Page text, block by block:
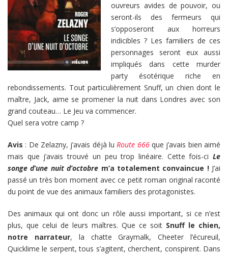
ouvreurs avides de pouvoir, ou
seront-ils des fermeurs qui
s’opposeront aux horreurs
indicibles ? Les familiers de ces
personnages seront eux aussi
impliqués dans cette murder
party ésotérique riche en
rebondissements. Tout particulièrement Snuff, un chien dont le
maître, Jack, aime se promener la nuit dans Londres avec son
grand couteau… Le Jeu va commencer.
Quel sera votre camp ?
Avis : De Zelazny, j’avais déjà luRoute 666que j’avais bien aimé
mais que j’avais trouvé un peu trop linéaire. Cette fois-ci Le
songe d’une nuit d’octobre m’a totalement convaincue !J’ai
passé un très bon moment avec ce petit roman original raconté
du point de vue des animaux familiers des protagonistes.
Des animaux qui ont donc un rôle aussi important, si ce n’est
plus, que celui de leurs maîtres. Que ce soit Snuff le chien,
notre narrateur, la chatte Graymalk, Cheeter l’écureuil,
Quicklime le serpent, tous s’agitent, cherchent, conspirent. Dans